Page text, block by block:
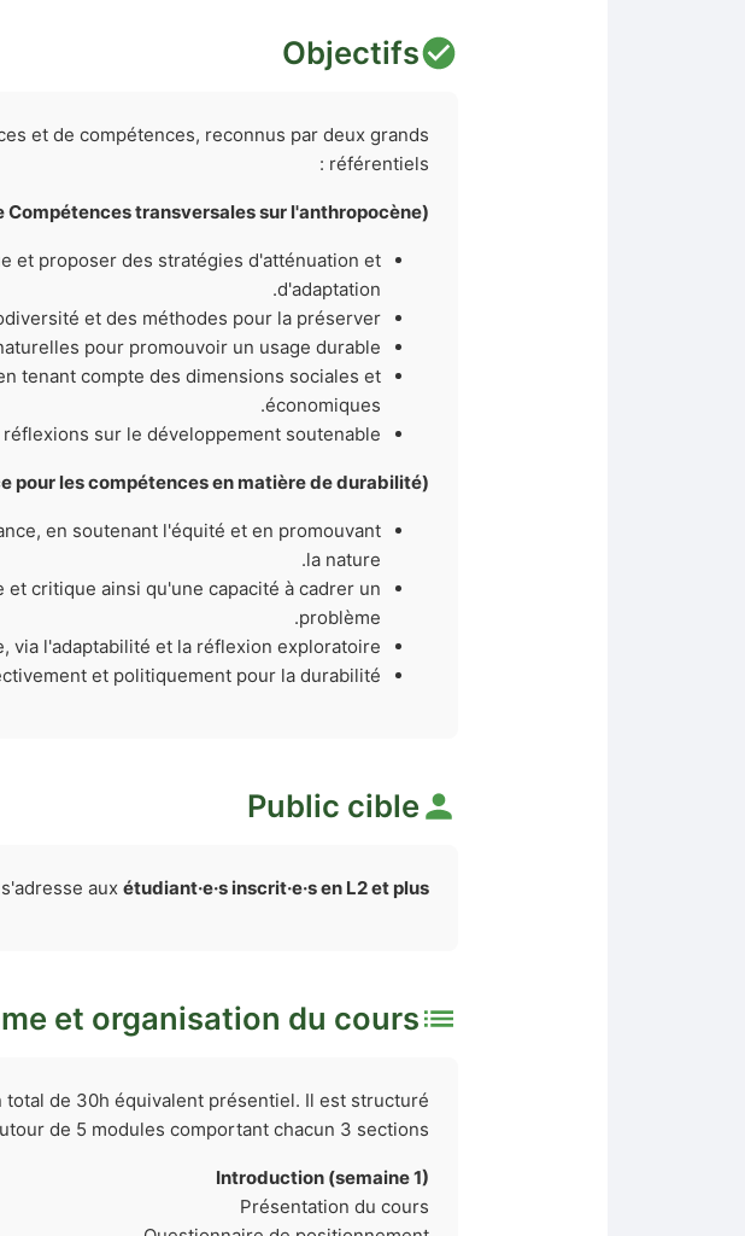
Objectifs
et de compétences, reconnus par deux grands
référentiels :
transversales sur l'anthropocène) :
et proposer des stratégies d'atténuation et
d'adaptation.
et des méthodes pour la préserver.
pour promouvoir un usage durable.
tenant compte des dimensions sociales et
économiques.
sur le développement soutenable.
pour les compétences en matière de durabilité) :
en soutenant l'équité et en promouvant
la nature.
critique ainsi qu'une capacité à cadrer un
problème.
via l'adaptabilité et la réflexion exploratoire.
et politiquement pour la durabilité.
Public cible
auxétudiant·e·s inscrit·e·s en L2 et plus
et organisation du cours
de 30h équivalent présentiel. Il est structuré
de 5 modules comportant chacun 3 sections :
Introduction (semaine 1)
Présentation du cours